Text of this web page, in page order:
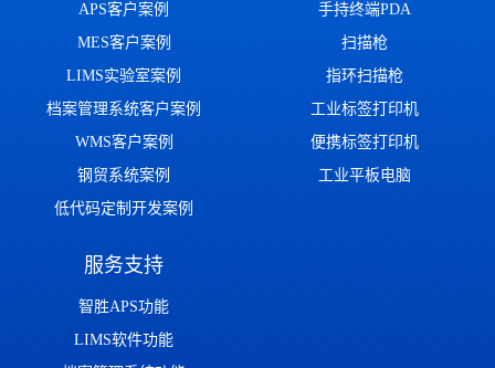
APS客户案例
MES客户案例
LIMS实验室案例
档案管理系统客户案例
WMS客户案例
钢贸系统案例
低代码定制开发案例
手持终端PDA
扫描枪
指环扫描枪
工业标签打印机
便携标签打印机
工业平板电脑
服务支持
智胜APS功能
LIMS软件功能